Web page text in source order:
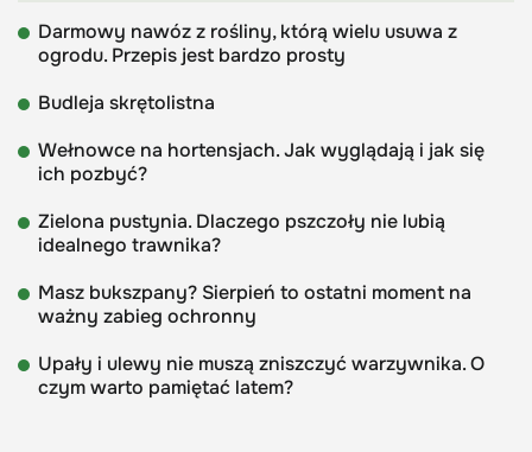
Darmowy nawóz z rośliny, którą wielu usuwa z
ogrodu. Przepis jest bardzo prosty
Budleja skrętolistna
Wełnowce na hortensjach. Jak wyglądają i jak się
ich pozbyć?
Zielona pustynia. Dlaczego pszczoły nie lubią
idealnego trawnika?
Masz bukszpany? Sierpień to ostatni moment na
ważny zabieg ochronny
Upały i ulewy nie muszą zniszczyć warzywnika. O
czym warto pamiętać latem?